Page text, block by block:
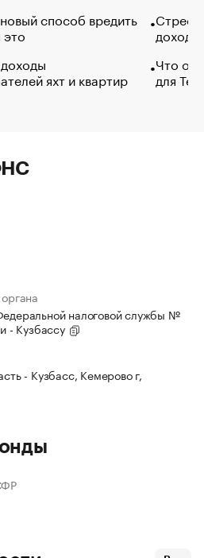
способ вредить
яхт и квартир
Что
для
налоговой службы №
- Кузбассу
- Кузбасс, Кемерово г,